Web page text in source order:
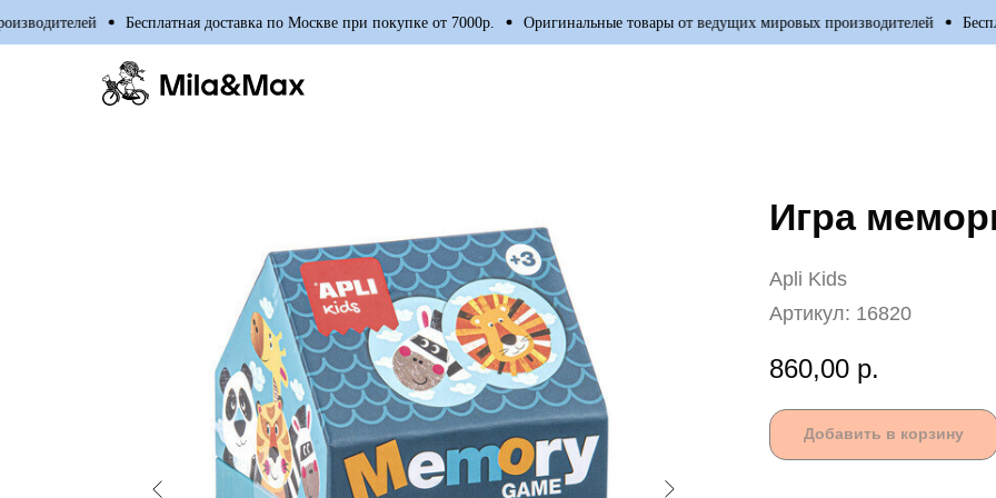
Бесплатная доставка по Москве при покупке от 7000р. Оригинальные товары от ведущих мировых производителей
Игра
Apli Kids
Артикул: 16820
860,00 р.
Добавить в корзину